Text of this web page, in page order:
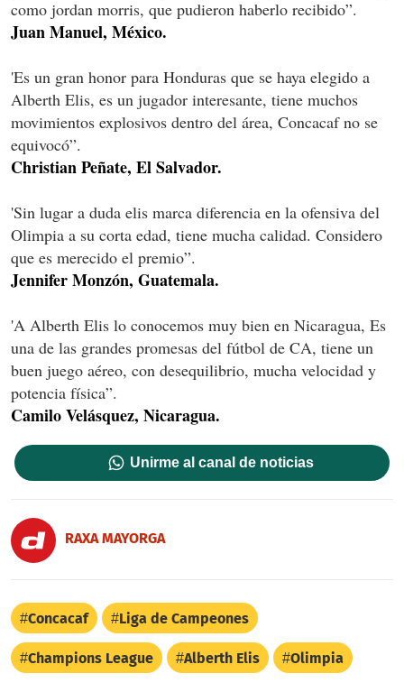
como jordan morris, que pudieron haberlo recibido”.
Juan Manuel, México.
'Es un gran honor para Honduras que se haya elegido a
Alberth Elis, es un jugador interesante, tiene muchos
movimientos explosivos dentro del área, Concacaf no se
equivocó”.
Christian Peñate, El Salvador.
'Sin lugar a duda elis marca diferencia en la ofensiva del
Olimpia a su corta edad, tiene mucha calidad. Considero
que es merecido el premio”.
Jennifer Monzón, Guatemala.
'A Alberth Elis lo conocemos muy bien en Nicaragua, Es
una de las grandes promesas del fútbol de CA, tiene un
buen juego aéreo, con desequilibrio, mucha velocidad y
potencia física”.
Camilo Velásquez, Nicaragua.
Unirme al canal de noticias
RAXA MAYORGA
Concacaf Liga de Campeones
Champions League Alberth Elis Olimpia